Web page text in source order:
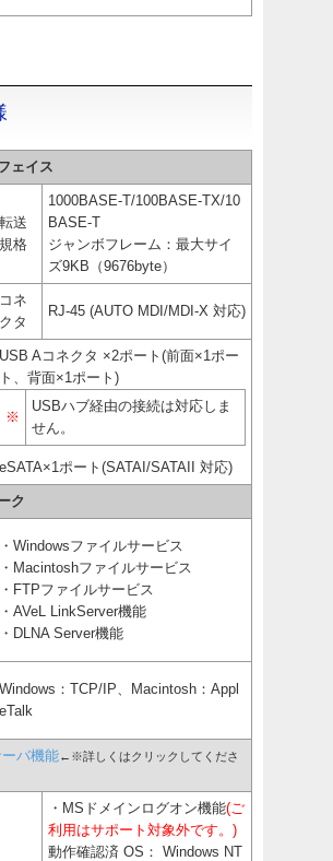
ェイス
転送
規格
1000BASE-T/100BASE-TX/10
BASE-T
ジャンボフレーム：最大サイ
ズ9KB（9676byte）
コネ
クタ
RJ-45 (AUTO MDI/MDI-X 対応)
USB Aコネクタ ×2ポート(前面×1ポー
ト、背面×1ポート)
※
USBハブ経由の接続は対応しま
せん。
eSATA×1ポート(SATAI/SATAII 対応)
ク
・Windowsファイルサービス
・Macintoshファイルサービス
・FTPファイルサービス
・AVeL LinkServer機能
・DLNA Server機能
Windows：TCP/IP、Macintosh：Appl
eTalk
バ機能←※詳しくはクリックしてくださ
・MSドメインログオン機能(ご
利用はサポート対象外です。)
動作確認済 OS： Windows NT